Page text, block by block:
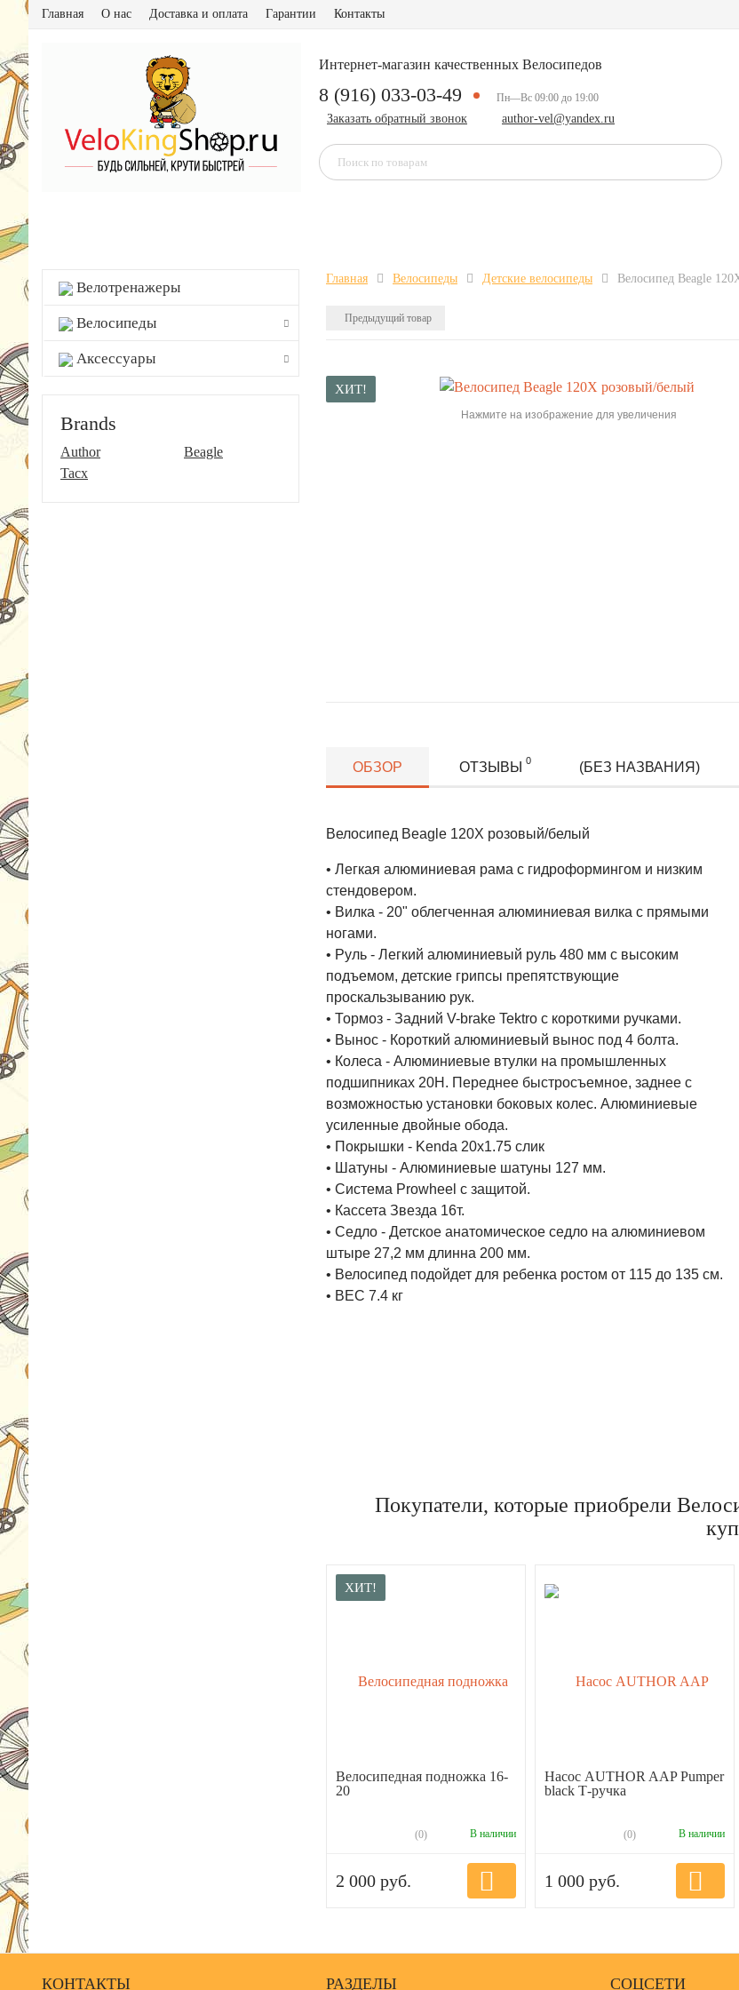
Главная О нас Доставка и оплата Гарантии Контакты
Интернет-магазин качественных Велосипедов
8 (916) 033-03-49 Пн—Вс 09:00 до 19:00
Заказать обратный звонок author-vel@yandex.ru
Велотренажеры
Велосипеды
Аксессуары
Brands
Author
Beagle
Tacx
Главная Велосипеды Детские велосипеды Велосипед Beagle
Предыдущий товар
ХИТ!
Нажмите на изображение для увеличения
ОБЗОР ОТЗЫВЫ 0 (БЕЗ НАЗВАНИЯ)
Велосипед Beagle 120X розовый/белый
• Легкая алюминиевая рама с гидроформингом и низким
стендовером.
• Вилка - 20" облегченная алюминиевая вилка с прямыми
ногами.
• Руль - Легкий алюминиевый руль 480 мм с высоким
подъемом, детские грипсы препятствующие
проскальзыванию рук.
• Тормоз - Задний V-brake Tektro с короткими ручками.
• Вынос - Короткий алюминиевый вынос под 4 болта.
• Колеса - Алюминиевые втулки на промышленных
подшипниках 20Н. Переднее быстросъемное, заднее с
возможностью установки боковых колес. Алюминиевые
усиленные двойные обода.
• Покрышки - Kenda 20x1.75 слик
• Шатуны - Алюминиевые шатуны 127 мм.
• Система Prowheel с защитой.
• Кассета Звезда 16т.
• Седло - Детское анатомическое седло на алюминиевом
штыре 27,2 мм длинна 200 мм.
• Велосипед подойдет для ребенка ростом от 115 до 135 см.
• ВЕС 7.4 кг
Покупатели, которые приобрели
ХИТ!
Велосипедная подножка 16-
20
(0) В наличии
2 000 руб.
Насос AUTHOR AAP Pumper
black Т-ручка
(0) В наличии
1 000 руб.
КОНТАКТЫ РАЗДЕЛЫ СОЦСЕТИ